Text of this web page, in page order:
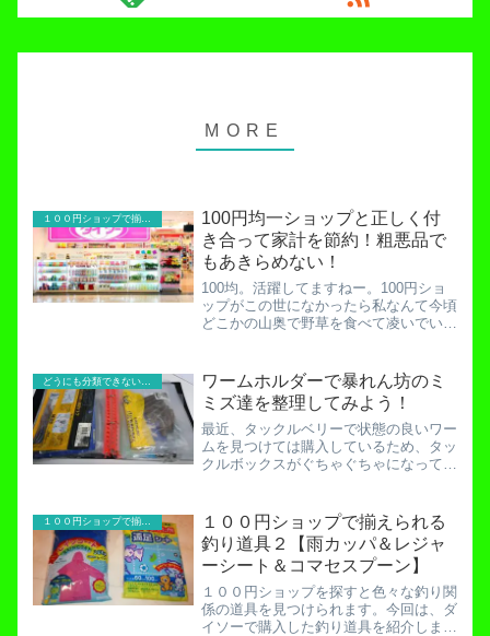
100円均一ショップと正しく付
き合って家計を節約！粗悪品で
もあきらめない！
100均。活躍してますねー。100円ショ
ップがこの世になかったら私なんて今頃
どこかの山奥で野草を食べて凌いでいま
派の理由としては、①すぐ壊れるから無
駄買いになる②余計...
ワームホルダーで暴れん坊のミ
ミズ達を整理してみよう！
最近、タックルベリーで状態の良いワー
ムを見つけては購入しているため、タッ
クルボックスがぐちゃぐちゃになってき
ので、とりあえず「ゲーリーヤマモト」
と書いてあるほうが信頼で...
１００円ショップで揃える釣り具
１００円ショップで揃えられる
釣り道具２【雨カッパ＆レジャ
ーシート＆コマセスプーン】
１００円ショップを探すと色々な釣り関
係の道具を見つけられます。今回は、ダ
イソーで購入した釣り道具を紹介しま